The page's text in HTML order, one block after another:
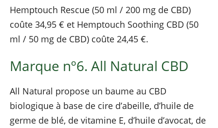
Hemptouch Rescue (50 ml / 200 mg de CBD)
coûte 34,95 € et Hemptouch Soothing CBD (50
ml / 50 mg de CBD) coûte 24,45 €.
Marque nº6. All Natural CBD
All Natural propose un baume au CBD
biologique à base de cire d’abeille, d’huile de
germe de blé, de vitamine E, d’huile d’avocat, de